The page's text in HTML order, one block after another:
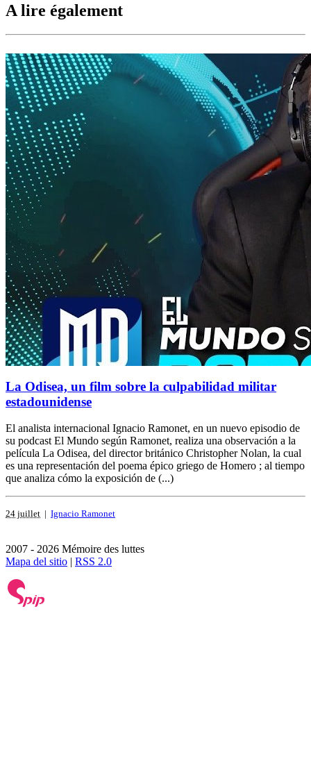
A lire également
La Odisea, un film sobre la culpabilidad militar
estadounidense
El analista internacional Ignacio Ramonet, en un nuevo episodio de
su podcast El Mundo según Ramonet, realiza una observación a la
película La Odisea, del director británico Christopher Nolan, la cual
es una representación del poema épico griego de Homero ; al tiempo
que analiza cómo la exposición de (...)
24 juillet | Ignacio Ramonet
2007 - 2026 Mémoire des luttes
Mapa del sitio | RSS 2.0